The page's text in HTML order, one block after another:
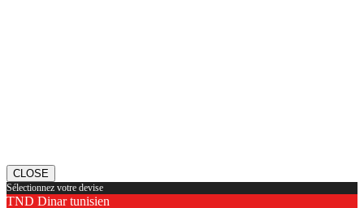
CLOSE
Sélectionnez votre devise
TND Dinar tunisien